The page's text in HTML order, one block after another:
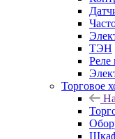
ТЭН
Реле
Торговое